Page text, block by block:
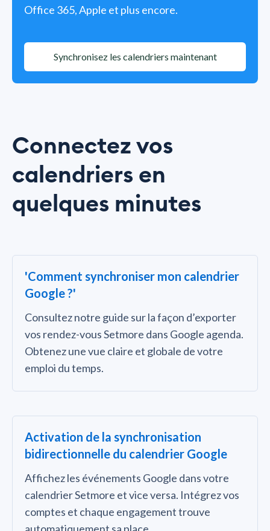
Office 365, Apple et plus encore.
Synchronisez les calendriers maintenant
Connectez vos
calendriers en
quelques minutes
'Comment synchroniser mon calendrier
Google ?'
Consultez notre guide sur la façon d’exporter
vos rendez-vous Setmore dans Google agenda.
Obtenez une vue claire et globale de votre
emploi du temps.
Activation de la synchronisation
bidirectionnelle du calendrier Google
Affichez les événements Google dans votre
calendrier Setmore et vice versa. Intégrez vos
comptes et chaque engagement trouve